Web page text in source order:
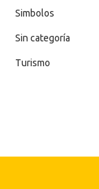
Simbolos
Sin categoría
Turismo